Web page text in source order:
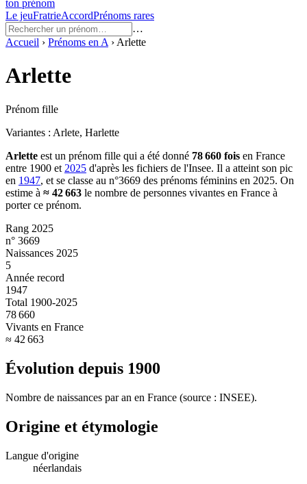
ton prénom
Le jeuFratrieAccordPrénoms rares
…
Accueil › Prénoms en A › Arlette
Arlette
Prénom fille
Variantes : Arlete, Harlette
Arlette est un prénom fille qui a été donné 78 660 fois en France
entre 1900 et 2025 d'après les fichiers de l'Insee. Il a atteint son pic
en 1947, et se classe au n°3669 des prénoms féminins en 2025. On
estime à ≈ 42 663 le nombre de personnes vivantes en France à
porter ce prénom.
Rang 2025
n° 3669
Naissances 2025
5
Année record
1947
Total 1900-2025
78 660
Vivants en France
≈ 42 663
Évolution depuis 1900
Nombre de naissances par an en France (source : INSEE).
Origine et étymologie
Langue d'origine
néerlandais